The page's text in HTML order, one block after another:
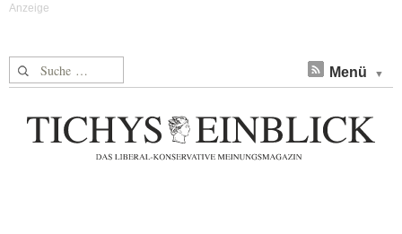
Suche nach: Menü